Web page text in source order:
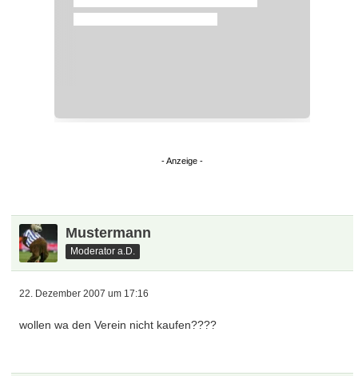
Mustermann
Moderator a.D.
22. Dezember 2007 um 17:16
wollen wa den Verein nicht kaufen????